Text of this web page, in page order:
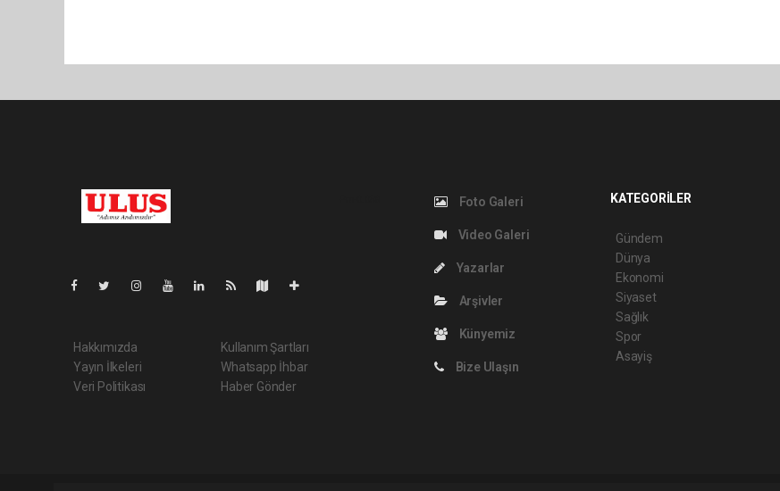
Hakkımızda
Yayın İlkeleri
Veri Politikası
Kullanım Şartları
Whatsapp İhbar
Haber Gönder
Foto Galeri
Video Galeri
Yazarlar
Arşivler
Künyemiz
Bize Ulaşın
KATEGORİLER
Gündem
Dünya
Ekonomi
Siyaset
Sağlık
Spor
Asayiş